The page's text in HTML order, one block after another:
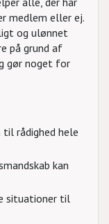
medlem eller ej.
og ulønnet
på grund af
gør noget for
til rådighed hele
kan
situationer til